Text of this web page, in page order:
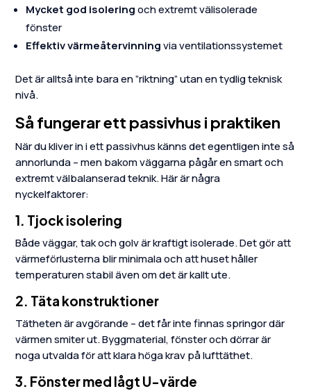
Mycket god isoleringoch extremt välisolerade
fönster
Effektiv värmeåtervinningvia ventilationssystemet
Det är alltså inte bara en ”riktning” utan en tydlig teknisk
nivå.
Så fungerar ett passivhus i praktiken
När du kliver in i ett passivhus känns det egentligen inte så
annorlunda – men bakom väggarna pågår en smart och
extremt välbalanserad teknik. Här är några
nyckelfaktorer:
1. Tjock isolering
Både väggar, tak och golv är kraftigt isolerade. Det gör att
värmeförlusterna blir minimala och att huset håller
temperaturen stabil även om det är kallt ute.
2. Täta konstruktioner
Tätheten är avgörande – det får inte finnas springor där
värmen smiter ut. Byggmaterial, fönster och dörrar är
noga utvalda för att klara höga krav på lufttäthet.
3. Fönster med lågt U-värde